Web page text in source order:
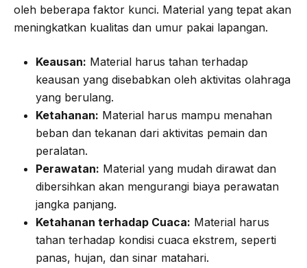
oleh beberapa faktor kunci. Material yang tepat akan
meningkatkan kualitas dan umur pakai lapangan.
Keausan: Material harus tahan terhadap
keausan yang disebabkan oleh aktivitas olahraga
yang berulang.
Ketahanan: Material harus mampu menahan
beban dan tekanan dari aktivitas pemain dan
peralatan.
Perawatan: Material yang mudah dirawat dan
dibersihkan akan mengurangi biaya perawatan
jangka panjang.
Ketahanan terhadap Cuaca: Material harus
tahan terhadap kondisi cuaca ekstrem, seperti
panas, hujan, dan sinar matahari.